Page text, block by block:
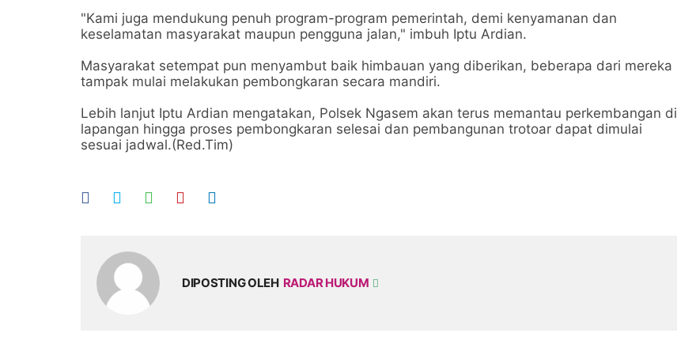
"Kami juga mendukung penuh program-program pemerintah, demi kenyamanan dan
keselamatan masyarakat maupun pengguna jalan," imbuh Iptu Ardian.
Masyarakat setempat pun menyambut baik himbauan yang diberikan, beberapa dari mereka
tampak mulai melakukan pembongkaran secara mandiri.
Lebih lanjut Iptu Ardian mengatakan, Polsek Ngasem akan terus memantau perkembangan di
lapangan hingga proses pembongkaran selesai dan pembangunan trotoar dapat dimulai
sesuai jadwal.(Red.Tim)
DIPOSTING OLEH RADAR HUKUM